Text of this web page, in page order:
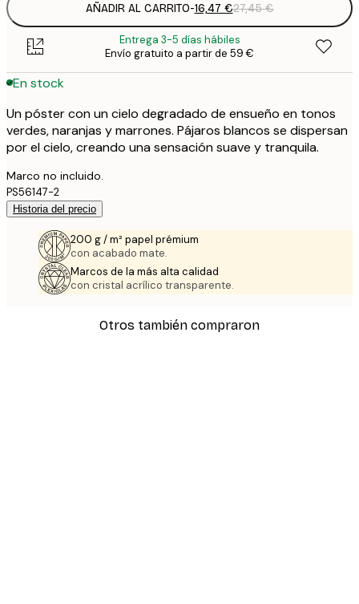
AÑADIR AL CARRITO-16,47 €27,45 €
Entrega 3-5 días hábiles
Envío gratuito a partir de 59 €
En stock
Un póster con un cielo degradado de ensueño en tonos
verdes, naranjas y marrones. Pájaros blancos se dispersan
por el cielo, creando una sensación suave y tranquila.
Marco no incluido.
PS56147-2
Historia del precio
200 g / m² papel prémium
con acabado mate.
Marcos de la más alta calidad
con cristal acrílico transparente.
Otros también compraron